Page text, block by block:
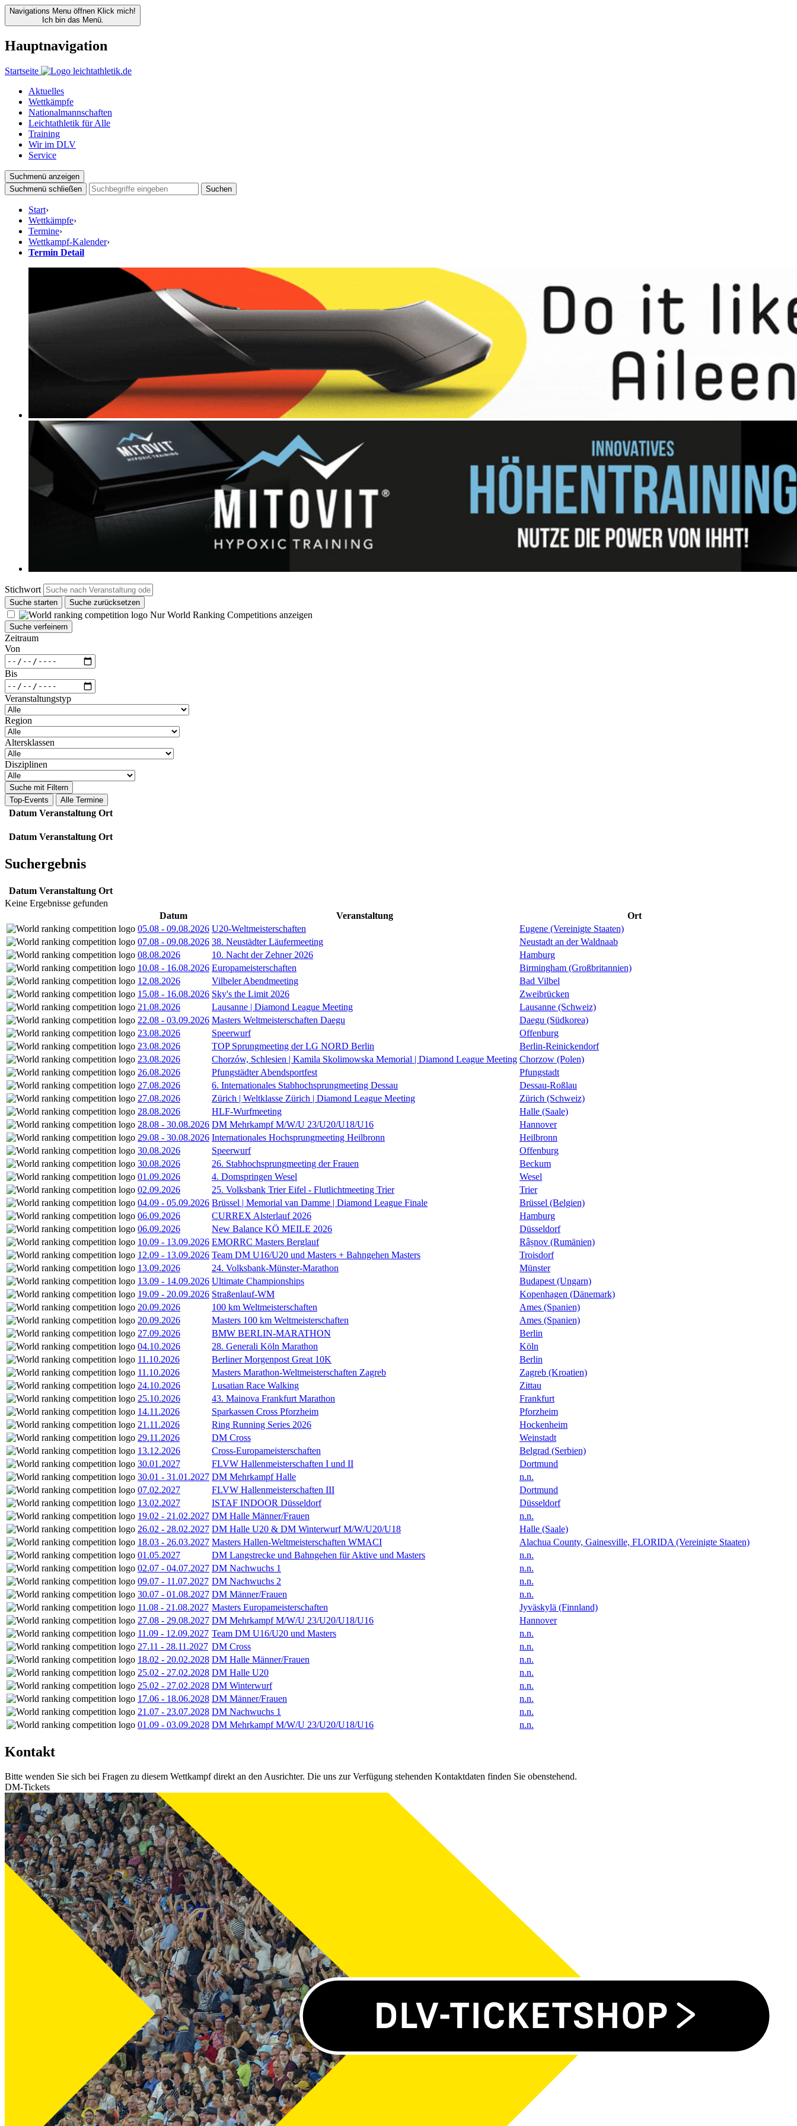
Navigations Menu öffnen Klick mich!
Ich bin das Menü.
Hauptnavigation
Startseite
Aktuelles
Wettkämpfe
Nationalmannschaften
Leichtathletik für Alle
Training
Wir im DLV
Service
Suchmenü anzeigen
Suchmenü schließen
Suchen
Start›
Wettkämpfe›
Termine›
Wettkampf-Kalender›
Termin Detail
Stichwort
Suche starten Suche zurücksetzen
Nur World Ranking Competitions anzeigen
Suche verfeinern
Zeitraum
Von
Bis
Veranstaltungstyp
Region
Altersklassen
Disziplinen
Suche mit Filtern
Top-Events
Alle Termine
Datum Veranstaltung Ort
Datum Veranstaltung Ort
Suchergebnis
Datum Veranstaltung Ort
Keine Ergebnisse gefunden
Datum
Veranstaltung
Ort
05.08 - 09.08.2026 U20-Weltmeisterschaften
Eugene (Vereinigte Staaten)
07.08 - 09.08.2026 38. Neustädter Läufermeeting
Neustadt an der Waldnaab
08.08.2026
10. Nacht der Zehner 2026
Hamburg
10.08 - 16.08.2026 Europameisterschaften
Birmingham (Großbritannien)
12.08.2026
Vilbeler Abendmeeting
Bad Vilbel
15.08 - 16.08.2026 Sky's the Limit 2026
Zweibrücken
21.08.2026
Lausanne | Diamond League Meeting
Lausanne (Schweiz)
22.08 - 03.09.2026 Masters Weltmeisterschaften Daegu
Daegu (Südkorea)
23.08.2026
Speerwurf
Offenburg
23.08.2026
TOP Sprungmeeting der LG NORD Berlin
Berlin-Reinickendorf
23.08.2026
Chorzów, Schlesien | Kamila Skolimowska Memorial | Diamond League Meeting Chorzow (Polen)
26.08.2026
Pfungstädter Abendsportfest
Pfungstadt
27.08.2026
6. Internationales Stabhochsprungmeeting Dessau
Dessau-Roßlau
27.08.2026
Zürich | Weltklasse Zürich | Diamond League Meeting
Zürich (Schweiz)
28.08.2026
HLF-Wurfmeeting
Halle (Saale)
28.08 - 30.08.2026 DM Mehrkampf M/W/U 23/U20/U18/U16
Hannover
29.08 - 30.08.2026 Internationales Hochsprungmeeting Heilbronn
Heilbronn
30.08.2026
Speerwurf
Offenburg
30.08.2026
26. Stabhochsprungmeeting der Frauen
Beckum
01.09.2026
4. Domspringen Wesel
Wesel
02.09.2026
25. Volksbank Trier Eifel - Flutlichtmeeting Trier
Trier
04.09 - 05.09.2026 Brüssel | Memorial van Damme | Diamond League Finale
Brüssel (Belgien)
06.09.2026
CURREX Alsterlauf 2026
Hamburg
06.09.2026
New Balance KÖ MEILE 2026
Düsseldorf
10.09 - 13.09.2026 EMORRC Masters Berglauf
Râșnov (Rumänien)
12.09 - 13.09.2026 Team DM U16/U20 und Masters + Bahngehen Masters
Troisdorf
13.09.2026
24. Volksbank-Münster-Marathon
Münster
13.09 - 14.09.2026 Ultimate Championships
Budapest (Ungarn)
19.09 - 20.09.2026 Straßenlauf-WM
Kopenhagen (Dänemark)
20.09.2026
100 km Weltmeisterschaften
Ames (Spanien)
20.09.2026
Masters 100 km Weltmeisterschaften
Ames (Spanien)
27.09.2026
BMW BERLIN-MARATHON
Berlin
04.10.2026
28. Generali Köln Marathon
Köln
11.10.2026
Berliner Morgenpost Great 10K
Berlin
11.10.2026
Masters Marathon-Weltmeisterschaften Zagreb
Zagreb (Kroatien)
24.10.2026
Lusatian Race Walking
Zittau
25.10.2026
43. Mainova Frankfurt Marathon
Frankfurt
14.11.2026
Sparkassen Cross Pforzheim
Pforzheim
21.11.2026
Ring Running Series 2026
Hockenheim
29.11.2026
DM Cross
Weinstadt
13.12.2026
Cross-Europameisterschaften
Belgrad (Serbien)
30.01.2027
FLVW Hallenmeisterschaften I und II
Dortmund
30.01 - 31.01.2027 DM Mehrkampf Halle
n.n.
07.02.2027
FLVW Hallenmeisterschaften III
Dortmund
13.02.2027
ISTAF INDOOR Düsseldorf
Düsseldorf
19.02 - 21.02.2027 DM Halle Männer/Frauen
n.n.
26.02 - 28.02.2027 DM Halle U20 & DM Winterwurf M/W/U20/U18
Halle (Saale)
18.03 - 26.03.2027 Masters Hallen-Weltmeisterschaften WMACI
Alachua County, Gainesville, FLORIDA (Vereinigte Staaten)
01.05.2027
DM Langstrecke und Bahngehen für Aktive und Masters
n.n.
02.07 - 04.07.2027 DM Nachwuchs 1
n.n.
09.07 - 11.07.2027 DM Nachwuchs 2
n.n.
30.07 - 01.08.2027 DM Männer/Frauen
n.n.
11.08 - 21.08.2027 Masters Europameisterschaften
Jyväskylä (Finnland)
27.08 - 29.08.2027 DM Mehrkampf M/W/U 23/U20/U18/U16
Hannover
11.09 - 12.09.2027 Team DM U16/U20 und Masters
n.n.
27.11 - 28.11.2027 DM Cross
n.n.
18.02 - 20.02.2028 DM Halle Männer/Frauen
n.n.
25.02 - 27.02.2028 DM Halle U20
n.n.
25.02 - 27.02.2028 DM Winterwurf
n.n.
17.06 - 18.06.2028 DM Männer/Frauen
n.n.
21.07 - 23.07.2028 DM Nachwuchs 1
n.n.
01.09 - 03.09.2028 DM Mehrkampf M/W/U 23/U20/U18/U16 n.n.
Kontakt
Bitte wenden Sie sich bei Fragen zu diesem Wettkampf direkt an den Ausrichter. Die uns zur Verfügung stehenden Kontaktdaten finden Sie obenstehend.
DM-Tickets